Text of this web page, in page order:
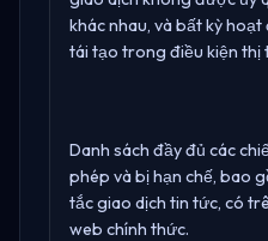
khác nhau, và bất kỳ
tái tạo trong điều kiện thị
Danh sách đầy đủ các
phép và bị hạn chế, bao
tắc giao dịch tin tức, có
web chính thức.